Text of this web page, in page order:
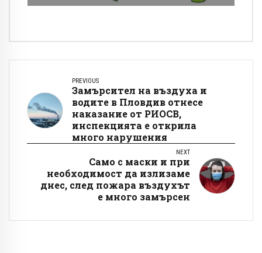
PREVIOUS
Замърсител на въздуха и
водите в Пловдив отнесе
наказание от РИОСВ,
инспекцията е открила
много нарушения
NEXT
Само с маски и при
необходимост да излизаме
днес, след пожара въздухът
е много замърсен